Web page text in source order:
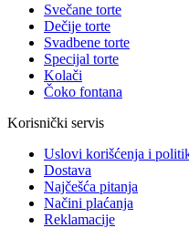
Svečane torte
Dečije torte
Svadbene torte
Specijal torte
Kolači
Čoko fontana
Korisnički servis
Uslovi korišćenja i
Dostava
Najčešća pitanja
Načini plaćanja
Reklamacije